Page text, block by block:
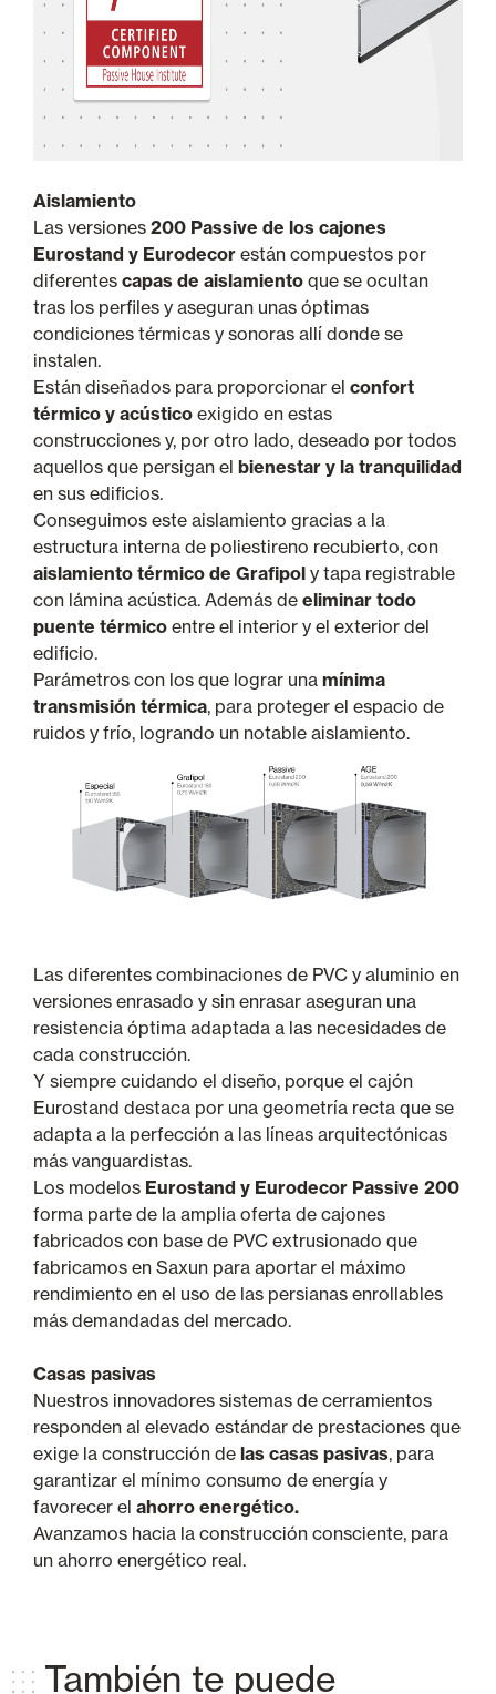
Aislamiento
Las versiones 200 Passive de los cajones
Eurostand y Eurodecor están compuestos por
diferentes capas de aislamiento que se ocultan
tras los perfiles y aseguran unas óptimas
condiciones térmicas y sonoras allí donde se
instalen.
Están diseñados para proporcionar el confort
térmico y acústico exigido en estas
construcciones y, por otro lado, deseado por todos
aquellos que persigan el bienestar y la tranquilidad
en sus edificios.
Conseguimos este aislamiento gracias a la
estructura interna de poliestireno recubierto, con
aislamiento térmico de Grafipol y tapa registrable
con lámina acústica. Además de eliminar todo
puente térmico entre el interior y el exterior del
edificio.
Parámetros con los que lograr una mínima
transmisión térmica, para proteger el espacio de
ruidos y frío, logrando un notable aislamiento.
Las diferentes combinaciones de PVC y aluminio en
versiones enrasado y sin enrasar aseguran una
resistencia óptima adaptada a las necesidades de
cada construcción.
Y siempre cuidando el diseño, porque el cajón
Eurostand destaca por una geometría recta que se
adapta a la perfección a las líneas arquitectónicas
más vanguardistas.
Los modelos Eurostand y Eurodecor Passive 200
forma parte de la amplia oferta de cajones
fabricados con base de PVC extrusionado que
fabricamos en Saxun para aportar el máximo
rendimiento en el uso de las persianas enrollables
más demandadas del mercado.
Casas pasivas
Nuestros innovadores sistemas de cerramientos
responden al elevado estándar de prestaciones que
exige la construcción de las casas pasivas, para
garantizar el mínimo consumo de energía y
favorecer el ahorro energético.
Avanzamos hacia la construcción consciente, para
un ahorro energético real.
También te puede